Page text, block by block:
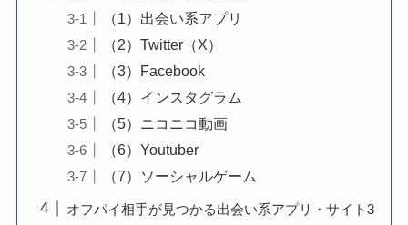
（1）出会い系アプリ
（2）Twitter（X）
（3）Facebook
（4）インスタグラム
（5）ニコニコ動画
（6）Youtuber
（7）ソーシャルゲーム
オフパイ相手が見つかる出会い系アプリ・サイト3